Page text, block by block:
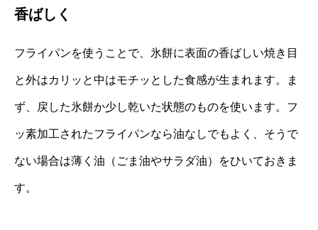
香ばしく
フライパンを使うことで、氷餅に表面の香ばしい焼き目
と外はカリッと中はモチッとした食感が生まれます。ま
ず、戻した氷餅か少し乾いた状態のものを使います。フ
ッ素加工されたフライパンなら油なしでもよく、そうで
ない場合は薄く油（ごま油やサラダ油）をひいておきま
す。